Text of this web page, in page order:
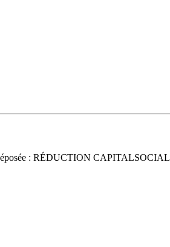
: RÉDUCTION CAPITALSOCIAL